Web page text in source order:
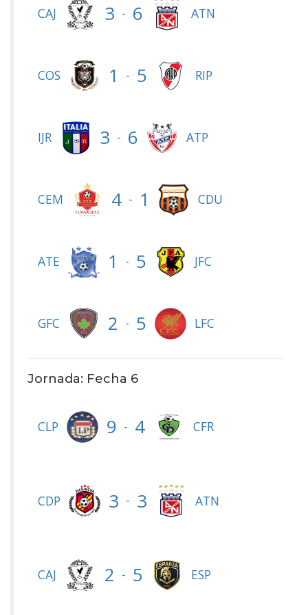
CAJ 3 - 6 ATN
COS 1 - 5 RIP
IJR 3 - 6 ATP
CEM 4 - 1 CDU
ATE 1 - 5 JFC
GFC 2 - 5 LFC
Jornada: Fecha 6
CLP 9 - 4 CFR
CDP 3 - 3 ATN
CAJ 2 - 5 ESP